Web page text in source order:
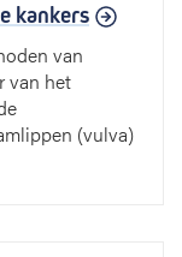
kankers
van
van het
(vulva)